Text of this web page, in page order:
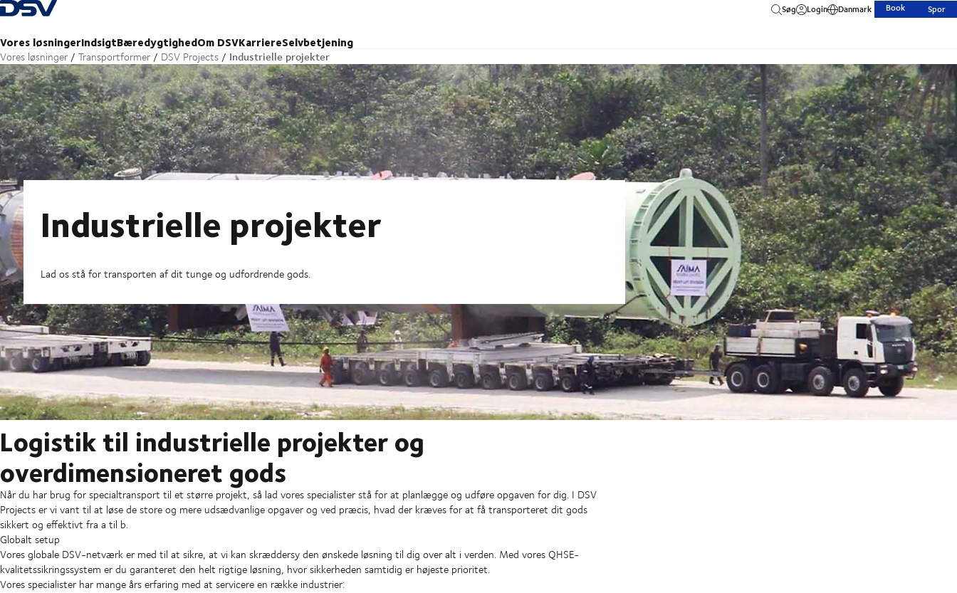
Tilbage til forsiden
Vores løsningerIndsigtBæredygtighedOm DSVKarriereSelvbetjening
Søg Login Danmark Book Spor
Vores løsninger Transportformer DSV Projects Industrielle projekter
Industrielle projekter
Lad os stå for transporten af dit tunge og udfordrende gods.
Logistik til industrielle projekter og
overdimensioneret gods
Når du har brug for specialtransport til et større projekt, så lad vores specialister stå for at planlægge og udføre opgaven for dig. I DSV
Projects er vi vant til at løse de store og mere udsædvanlige opgaver og ved præcis, hvad der kræves for at få transporteret dit gods
sikkert og effektivt fra a til b.
Globalt setup
Vores globale DSV-netværk er med til at sikre, at vi kan skræddersy den ønskede løsning til dig over alt i verden. Med vores QHSE-
kvalitetssikringssystem er du garanteret den helt rigtige løsning, hvor sikkerheden samtidig er højeste prioritet.
Vores specialister har mange års erfaring med at servicere en række industrier: